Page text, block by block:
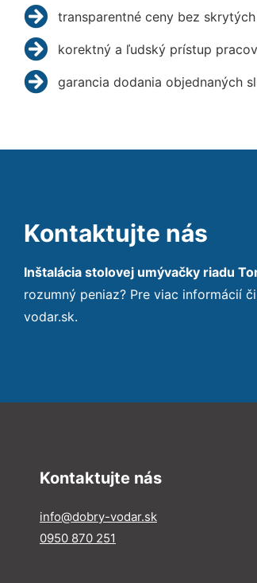
transparentné ceny bez
korektný a ľudský prístup
garancia dodania objednaných
Kontaktujte nás
Inštalácia stolovej umývačky riadu
rozumný peniaz? Pre viac informácií
vodar.sk.
Kontaktujte nás
info@dobry-vodar.sk
0950 870 251